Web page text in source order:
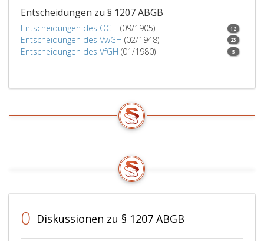
Entscheidungen zu § 1207 ABGB
Entscheidungen des OGH (09/1905) 12
Entscheidungen des VwGH (02/1948) 23
Entscheidungen des VfGH (01/1980) 5
0 Diskussionen zu § 1207 ABGB